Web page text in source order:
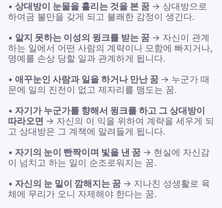
• 상대방이 눈물을 흘리는 것을 본 꿈 → 상대방으로
하여금 불만을 갖게 되고 불쾌한 감정이 생긴다.
• 알지 못하는 이성의 윙크를 받는 꿈 → 자신이 관계
하는 일에서 어떤 사람의 계략이나 모함에 빠지거나,
명예를 손상 당할 일과 관계하게 됩니다.
• 애꾸눈인 사람과 일을 하거나 만난 꿈 → 누군가 때
문에 일의 진전이 없고 제자리를 맴도는 꿈.
• 자기가 누군가를 향해서 윙크를 하고 그 상대방이
따라오면 → 자신의 이 익을 위하여 계략을 세우게 되
고 상대방은 그 계책에 말려들게 됩니다.
• 자기의 눈이 빤짝이며 빛을 낸 꿈 → 현실에 자신감
이 넘치고 하는 일이 순조로워지는 꿈.
• 자신의 눈 밑이 깜해지는 꿈 → 지나친 성생활로 육
체에 무리가 오니 자제해야 한다는 꿈.